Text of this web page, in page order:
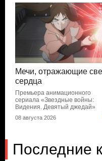
Мечи, отражающие
сердца
Премьера анимационного
сериала «Звездные войны:
Видения. Девятый джедай»
08 августа 2026
Последние